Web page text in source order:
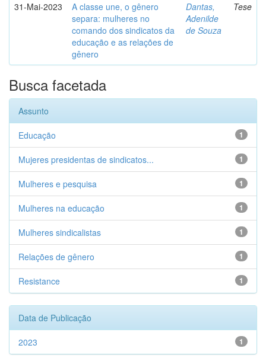
31-Mai-2023
A classe une, o gênero
separa: mulheres no
comando dos sindicatos da
educação e as relações de
gênero
Dantas,
Adenilde
de Souza
Tese
Busca facetada
Assunto
1
Educação
1
Mujeres presidentas de sindicatos...
1
Mulheres e pesquisa
1
Mulheres na educação
1
Mulheres sindicalistas
1
Relações de gênero
1
Resistance
Data de Publicação
1
2023